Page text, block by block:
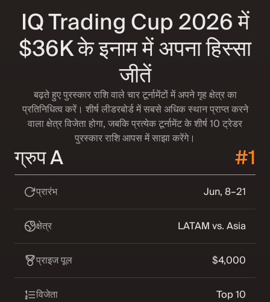
IQ Trading Cup 2026 में
$36K के इनाम में अपना हिस्सा
जीतें
बढ़ते हुए पुरस्कार राशि वाले चार टूर्नामेंटों में अपने गृह क्षेत्र का
प्रतिनिधित्व करें। शीर्ष लीडरबोर्ड में सबसे अधिक स्थान प्राप्त करने
वाला क्षेत्र विजेता होगा, जबकि प्रत्येक टूर्नामेंट के शीर्ष 10 ट्रेडर
पुरस्कार राशि आपस में साझा करेंगे।
ग्रुप A #1
प्रारंभ Jun, 8–21
क्षेत्र LATAM vs. Asia
प्राइज पूल $4,000
विजेता Top 10